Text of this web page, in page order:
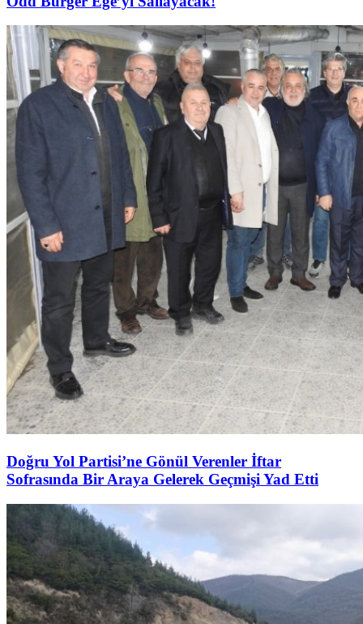
Doğru Yol Partisi’ne Gönül Verenler İftar
Sofrasında Bir Araya Gelerek Geçmişi Yad Etti